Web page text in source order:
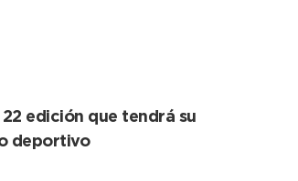
edición que tendrá su
deportivo